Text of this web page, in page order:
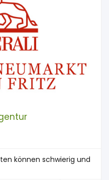
können schwierig und